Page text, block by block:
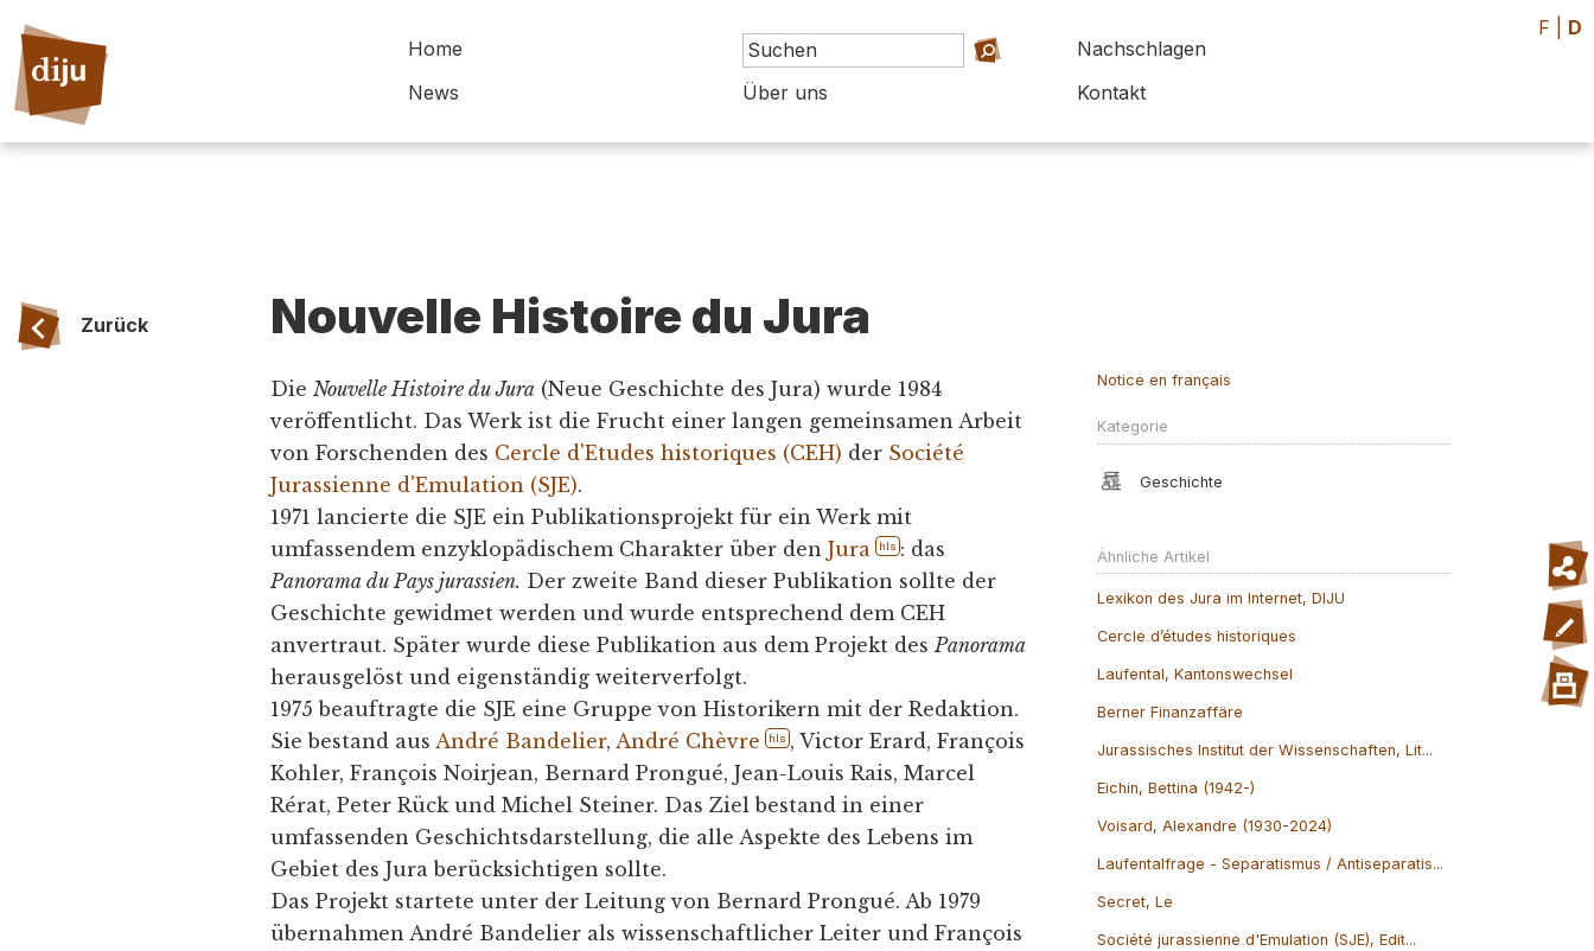
Home
Nachschlagen
News
Über uns Kontakt
F D
Zurück Nouvelle Histoire du Jura
Die Nouvelle Histoire du Jura (Neue Geschichte des Jura) wurde 1984
veröffentlicht. Das Werk ist die Frucht einer langen gemeinsamen Arbeit
von Forschenden des Cercle d'Etudes historiques (CEH) der Société
Jurassienne d'Emulation (SJE).
1971 lancierte die SJE ein Publikationsprojekt für ein Werk mit
umfassendem enzyklopädischem Charakter über denJura hls : das
Panorama du Pays jurassien. Der zweite Band dieser Publikation sollte der
Geschichte gewidmet werden und wurde entsprechend dem CEH
anvertraut. Später wurde diese Publikation aus dem Projekt des Panorama
herausgelöst und eigenständig weiterverfolgt.
1975 beauftragte die SJE eine Gruppe von Historikern mit der Redaktion.
Sie bestand aus André Bandelier, André Chèvre hls , Victor Erard, François
Kohler, François Noirjean, Bernard Prongué, Jean-Louis Rais, Marcel
Rérat, Peter Rück und Michel Steiner. Das Ziel bestand in einer
umfassenden Geschichtsdarstellung, die alle Aspekte des Lebens im
Gebiet des Jura berücksichtigen sollte.
Das Projekt startete unter der Leitung von Bernard Prongué. Ab 1979
übernahmen André Bandelier als wissenschaftlicher Leiter und François
Notice en français
Kategorie
Geschichte
Ähnliche Artikel
Lexikon des Jura im Internet, DIJU
Cercle d’études historiques
Laufental, Kantonswechsel
Berner Finanzaffäre
Jurassisches Institut der Wissenschaften, Lit...
Eichin, Bettina (1942-)
Voisard, Alexandre (1930-2024)
Laufentalfrage - Separatismus / Antiseparatis...
Secret, Le
Société jurassienne d'Emulation (SJE), Edit...